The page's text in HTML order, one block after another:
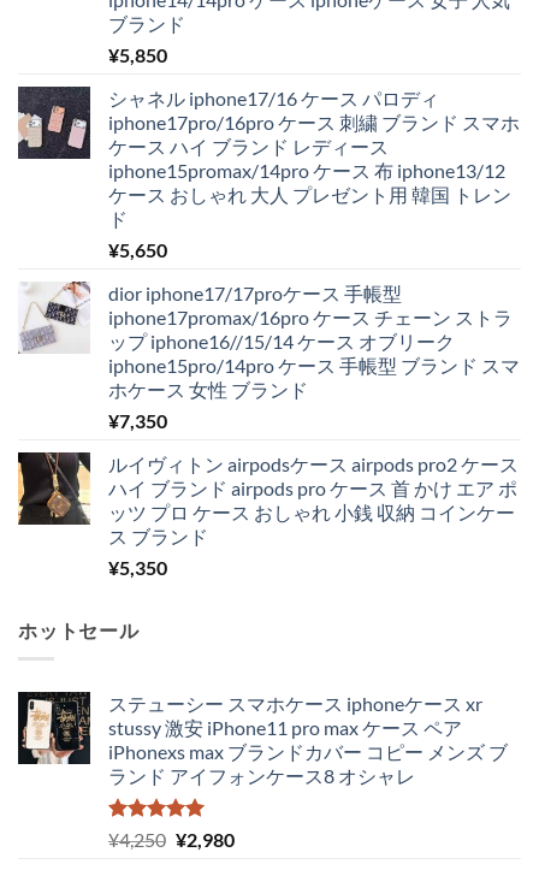
ブランド
¥5,850
シャネル iphone17/16 ケース パロディ
iphone17pro/16pro ケース 刺繍 ブランド スマホ
ケース ハイ ブランド レディース
iphone15promax/14pro ケース 布 iphone13/12
ケース おしゃれ 大人 プレゼント用 韓国 トレン
ド
¥5,650
dior iphone17/17proケース 手帳型
iphone17promax/16pro ケース チェーン ストラ
ップ iphone16//15/14 ケース オブリーク
iphone15pro/14pro ケース 手帳型 ブランド スマ
ホケース 女性 ブランド
¥7,350
ルイヴィトン airpodsケース airpods pro2 ケース
ハイ ブランド airpods pro ケース 首 かけ エア ポ
ッツ プロ ケース おしゃれ 小銭 収納 コインケー
ス ブランド
¥5,350
ホットセール
ステューシー スマホケース iphoneケース xr
stussy 激安 iPhone11 pro max ケース ペア
iPhonexs max ブランドカバー コピー メンズ ブ
ランド アイフォンケース8 オシャレ
5段階中
5.00
の評価
¥4,250 元
¥2,980現